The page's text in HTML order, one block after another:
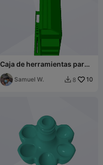
Caja de herramientas para
Ender5
Samuel W.  8 10